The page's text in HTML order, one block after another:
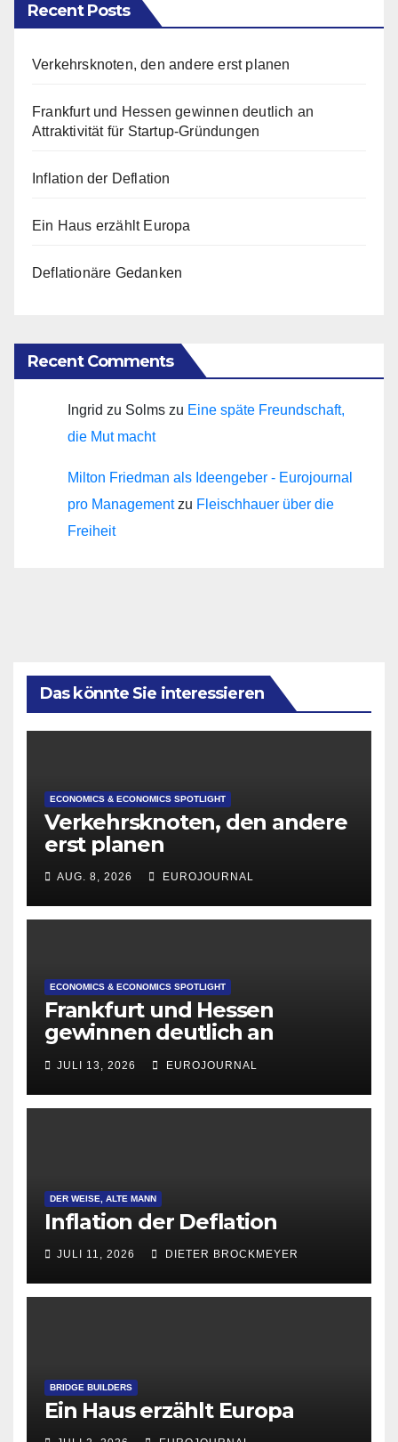
Recent Posts
Verkehrsknoten, den andere erst planen
Frankfurt und Hessen gewinnen deutlich an
Attraktivität für Startup-Gründungen
Inflation der Deflation
Ein Haus erzählt Europa
Deflationäre Gedanken
Recent Comments
Ingrid zu Solms zu Eine späte Freundschaft,
die Mut macht
Milton Friedman als Ideengeber - Eurojournal
pro Managementzu Fleischhauer über die
Freiheit
Das könnte Sie interessieren
ECONOMICS & ECONOMICS SPOTLIGHT
Verkehrsknoten, den andere
erst planen
AUG. 8, 2026 EUROJOURNAL
ECONOMICS & ECONOMICS SPOTLIGHT
Frankfurt und Hessen
gewinnen deutlich an
Attraktivität für Startup-
Gründungen
JULI 13, 2026 EUROJOURNAL
DER WEISE, ALTE MANN
Inflation der Deflation
JULI 11, 2026 DIETER BROCKMEYER
BRIDGE BUILDERS
Ein Haus erzählt Europa